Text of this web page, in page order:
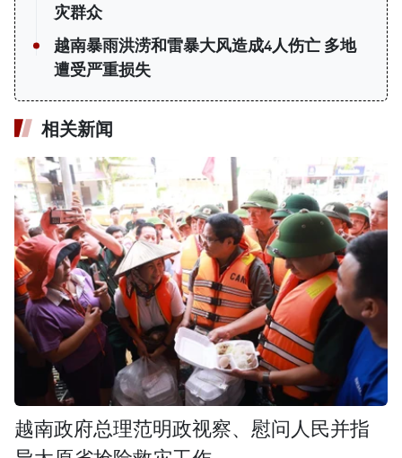
灾群众
越南暴雨洪涝和雷暴大风造成4人伤亡 多地
遭受严重损失
相关新闻
越南政府总理范明政视察、慰问人民并指